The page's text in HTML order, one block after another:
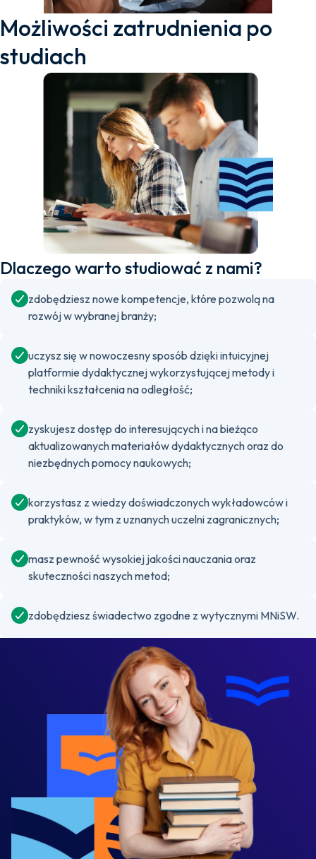
Możliwości zatrudnienia po
studiach
Dlaczego warto studiować z nami?
zdobędziesz nowe kompetencje, które pozwolą na
rozwój w wybranej branży;
uczysz się w nowoczesny sposób dzięki intuicyjnej
platformie dydaktycznej wykorzystującej metody i
techniki kształcenia na odległość;
zyskujesz dostęp do interesujących i na bieżąco
aktualizowanych materiałów dydaktycznych oraz do
niezbędnych pomocy naukowych;
korzystasz z wiedzy doświadczonych wykładowców i
praktyków, w tym z uznanych uczelni zagranicznych;
masz pewność wysokiej jakości nauczania oraz
skuteczności naszych metod;
zdobędziesz świadectwo zgodne z wytycznymi MNiSW.